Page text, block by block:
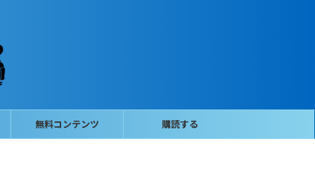
無料コンテンツ 購読する